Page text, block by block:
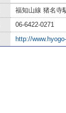
福知山線 猪名寺
06-6422-0271
http://